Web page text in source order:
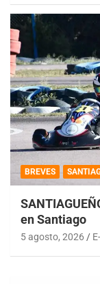
BREVES
en Santiago
5 agosto, 2026